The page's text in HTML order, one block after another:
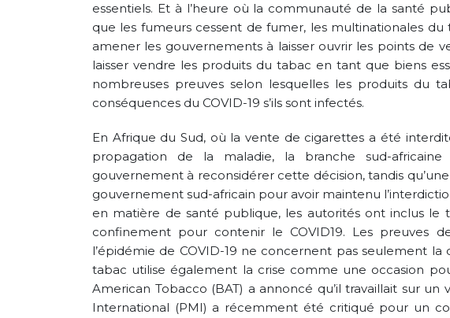
essentiels. Et à l’heure où la communauté de la santé
que les fumeurs cessent de fumer, les multinationales du
amener les gouvernements à laisser ouvrir les points de
laisser vendre les produits du tabac en tant que biens
nombreuses preuves selon lesquelles les produits du
conséquences du COVID-19 s’ils sont infectés.
En Afrique du Sud, où la vente de cigarettes a été
propagation de la maladie, la branche sud-
gouvernement à reconsidérer cette décision, tandis
gouvernement sud-africain pour avoir maintenu
en matière de santé publique, les autorités ont inclus le
confinement pour contenir le COVID19. Les preuves
l’épidémie de COVID-19 ne concernent pas seulement
tabac utilise également la crise comme une occasion
American Tobacco (BAT) a annoncé qu’il travaillait sur
International (PMI) a récemment été critiqué pour un